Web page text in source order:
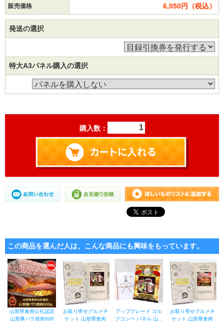
販売価格 6,050円（税込）
発送の選択
特大A3パネル購入の選択
購入数：
この商品を選んだ人は、こんな商品にも興味をもっています。
山形県食肉公社認定
山形豚バラ焼肉600
お取り寄せグルメチ
ケット 山形県食肉
アップグレード ゴル
フコンペ パネル 山...
お取り寄せグルメチ
ケット 山形県食肉